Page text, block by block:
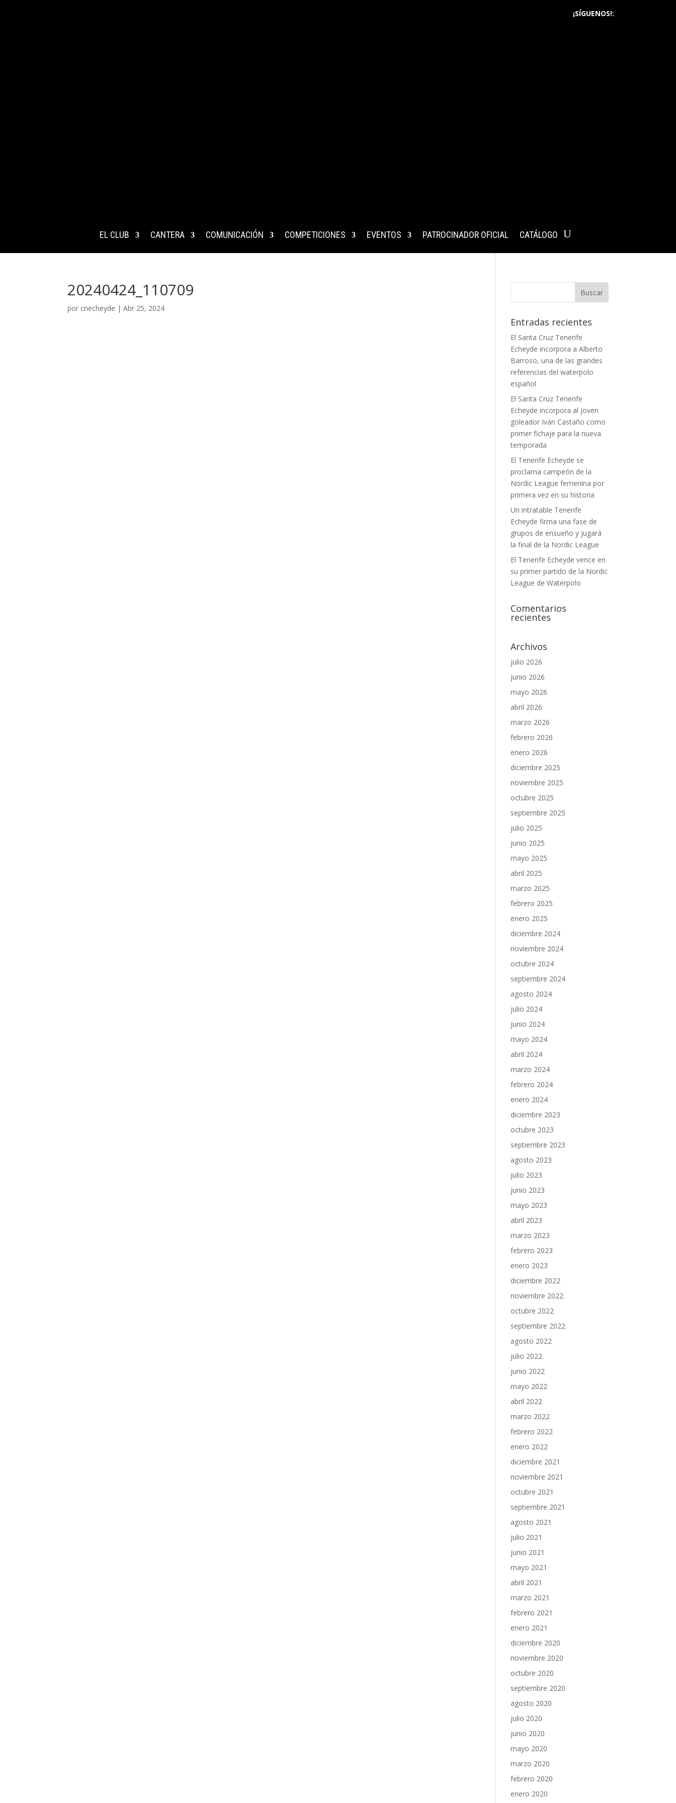
¡SÍGUENOS!:
EL CLUB CANTERA COMUNICACIÓN COMPETICIONES EVENTOS PATROCINADOR OFICIAL CATÁLOGO
20240424_110709
por cnecheyde |Abr 25, 2024
Entradas recientes
El Santa Cruz Tenerife
Echeyde incorpora a Alberto
Barroso, una de las grandes
referencias del waterpolo
español
El Santa Cruz Tenerife
Echeyde incorpora al joven
goleador Iván Castaño como
primer fichaje para la nueva
temporada
El Tenerife Echeyde se
proclama campeón de la
Nordic League femenina por
primera vez en su historia
Un intratable Tenerife
Echeyde firma una fase de
grupos de ensueño y jugará
la final de la Nordic League
El Tenerife Echeyde vence en
su primer partido de la Nordic
League de Waterpolo
Comentarios
recientes
Archivos
julio 2026
junio 2026
mayo 2026
abril 2026
marzo 2026
febrero 2026
enero 2026
diciembre 2025
noviembre 2025
octubre 2025
septiembre 2025
julio 2025
junio 2025
mayo 2025
abril 2025
marzo 2025
febrero 2025
enero 2025
diciembre 2024
noviembre 2024
octubre 2024
septiembre 2024
agosto 2024
julio 2024
junio 2024
mayo 2024
abril 2024
marzo 2024
febrero 2024
enero 2024
diciembre 2023
octubre 2023
septiembre 2023
agosto 2023
julio 2023
junio 2023
mayo 2023
abril 2023
marzo 2023
febrero 2023
enero 2023
diciembre 2022
noviembre 2022
octubre 2022
septiembre 2022
agosto 2022
julio 2022
junio 2022
mayo 2022
abril 2022
marzo 2022
febrero 2022
enero 2022
diciembre 2021
noviembre 2021
octubre 2021
septiembre 2021
agosto 2021
julio 2021
junio 2021
mayo 2021
abril 2021
marzo 2021
febrero 2021
enero 2021
diciembre 2020
noviembre 2020
octubre 2020
septiembre 2020
agosto 2020
julio 2020
junio 2020
mayo 2020
marzo 2020
febrero 2020
enero 2020